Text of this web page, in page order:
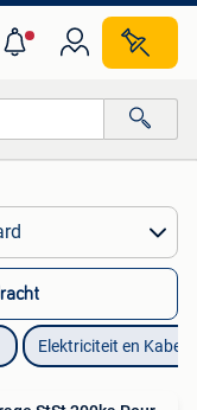
Elektriciteit en Kabels